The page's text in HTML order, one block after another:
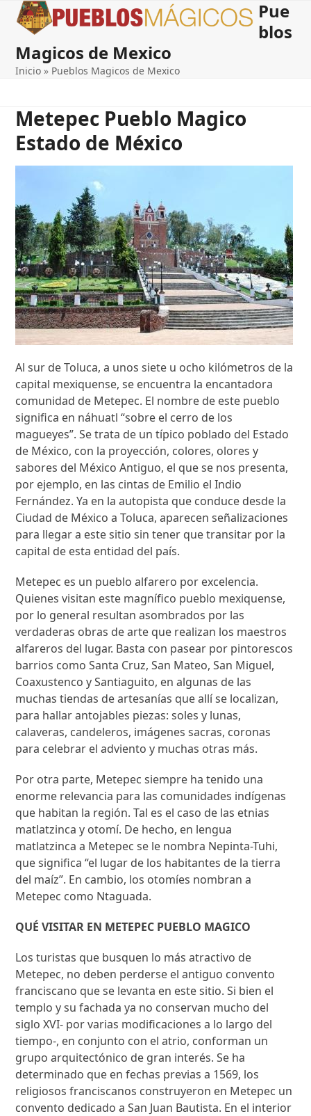
SkipOpen
mobile
menu
Close
mobile
menu
Pue
blos
Magicos de Mexico
Inicio » Pueblos Magicos de Mexico
Metepec Pueblo Magico
Estado de México
Al sur de Toluca, a unos siete u ocho kilómetros de la
capital mexiquense, se encuentra la encantadora
comunidad de Metepec. El nombre de este pueblo
significa en náhuatl “sobre el cerro de los
magueyes”. Se trata de un típico poblado del Estado
de México, con la proyección, colores, olores y
sabores del México Antiguo, el que se nos presenta,
por ejemplo, en las cintas de Emilio el Indio
Fernández. Ya en la autopista que conduce desde la
Ciudad de México a Toluca, aparecen señalizaciones
para llegar a este sitio sin tener que transitar por la
capital de esta entidad del país.
Metepec es un pueblo alfarero por excelencia.
Quienes visitan este magnífico pueblo mexiquense,
por lo general resultan asombrados por las
verdaderas obras de arte que realizan los maestros
alfareros del lugar. Basta con pasear por pintorescos
barrios como Santa Cruz, San Mateo, San Miguel,
Coaxustenco y Santiaguito, en algunas de las
muchas tiendas de artesanías que allí se localizan,
para hallar antojables piezas: soles y lunas,
calaveras, candeleros, imágenes sacras, coronas
para celebrar el adviento y muchas otras más.
Por otra parte, Metepec siempre ha tenido una
enorme relevancia para las comunidades indígenas
que habitan la región. Tal es el caso de las etnias
matlatzinca y otomí. De hecho, en lengua
matlatzinca a Metepec se le nombra Nepinta-Tuhi,
que significa “el lugar de los habitantes de la tierra
del maíz”. En cambio, los otomíes nombran a
Metepec como Ntaguada.
QUÉ VISITAR EN METEPEC PUEBLO MAGICO
Los turistas que busquen lo más atractivo de
Metepec, no deben perderse el antiguo convento
franciscano que se levanta en este sitio. Si bien el
templo y su fachada ya no conservan mucho del
siglo XVI- por varias modificaciones a lo largo del
tiempo-, en conjunto con el atrio, conforman un
grupo arquitectónico de gran interés. Se ha
determinado que en fechas previas a 1569, los
religiosos franciscanos construyeron en Metepec un
convento dedicado a San Juan Bautista. En el interior